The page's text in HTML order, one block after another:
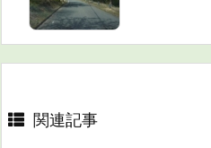
関連記事